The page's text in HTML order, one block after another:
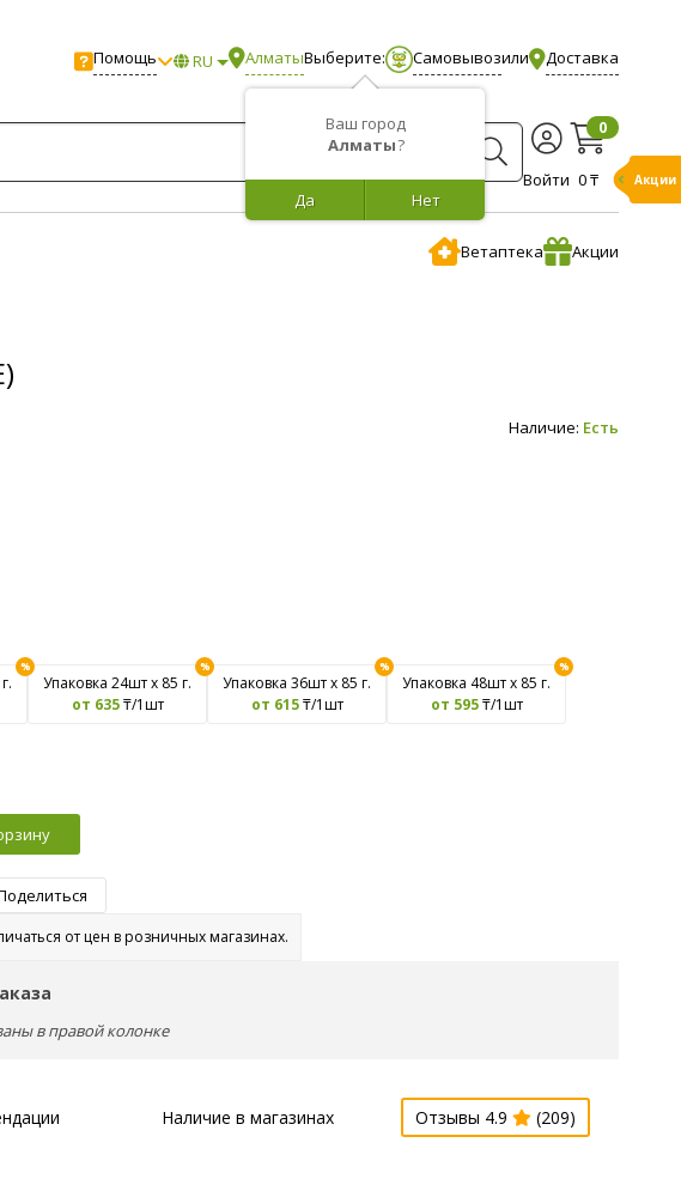
Помощь RU Алматы
Ваш город
Алматы?
Нет
Да
Выберите: Самовывозили Доставка
Войти
0
0 ₸
Ветаптека Акции
Наличие: Есть
Упаковка 24шт х 85 г.
от 635₸/1шт
Упаковка 36шт х 85 г.
от 615₸/1шт
Упаковка 48шт х 85 г.
от 595₸/1шт
от цен в розничных магазинах.
в правой колонке
Наличие в магазинах Отзывы 4.9 (209)
Акции